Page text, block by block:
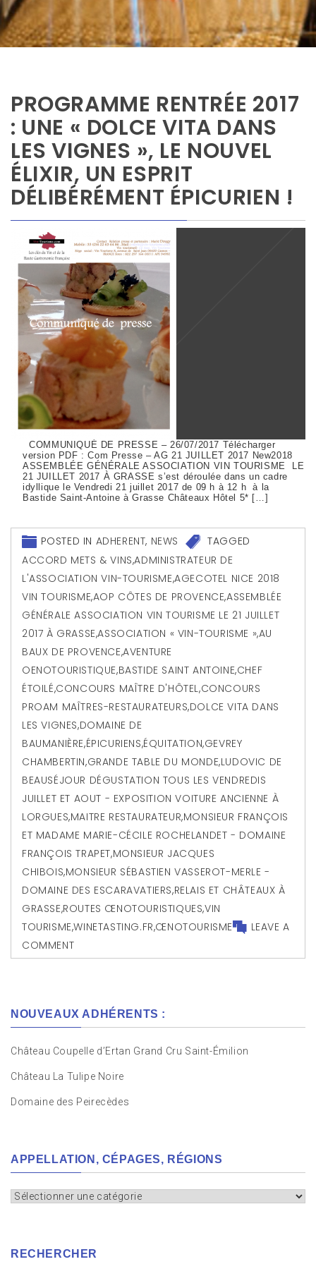
PROGRAMME RENTRÉE 2017
: UNE « DOLCE VITA DANS
LES VIGNES », LE NOUVEL
ÉLIXIR, UN ESPRIT
DÉLIBÉRÉMENT ÉPICURIEN !
COMMUNIQUÉ DE PRESSE – 26/07/2017 Télécharger
version PDF : Com Presse – AG 21 JUILLET 2017 New2018
ASSEMBLÉE GÉNÉRALE ASSOCIATION VIN TOURISME LE
21 JUILLET 2017 À GRASSE s’est déroulée dans un cadre
idyllique le Vendredi 21 juillet 2017 de 09 h à 12 h à la
Bastide Saint-Antoine à Grasse Châteaux Hôtel 5* […]
POSTED IN ADHERENT, NEWS
TAGGED
ACCORD METS & VINS,ADMINISTRATEUR DE
L'ASSOCIATION VIN-TOURISME,AGECOTEL NICE 2018
VIN TOURISME,AOP CÔTES DE PROVENCE,ASSEMBLÉE
GÉNÉRALE ASSOCIATION VIN TOURISME LE 21 JUILLET
2017 À GRASSE,ASSOCIATION « VIN-TOURISME »,AU
BAUX DE PROVENCE,AVENTURE
OENOTOURISTIQUE,BASTIDE SAINT ANTOINE,CHEF
ÉTOILÉ,CONCOURS MAÎTRE D'HÔTEL,CONCOURS
PROAM MAÎTRES-RESTAURATEURS,DOLCE VITA DANS
LES VIGNES,DOMAINE DE
BAUMANIÈRE,ÉPICURIENS,ÉQUITATION,GEVREY
CHAMBERTIN,GRANDE TABLE DU MONDE,LUDOVIC DE
BEAUSÉJOUR DÉGUSTATION TOUS LES VENDREDIS
JUILLET ET AOUT - EXPOSITION VOITURE ANCIENNE À
LORGUES,MAITRE RESTAURATEUR,MONSIEUR FRANÇOIS
ET MADAME MARIE-CÉCILE ROCHELANDET - DOMAINE
FRANÇOIS TRAPET,MONSIEUR JACQUES
CHIBOIS,MONSIEUR SÉBASTIEN VASSEROT-MERLE -
DOMAINE DES ESCARAVATIERS,RELAIS ET CHÂTEAUX À
GRASSE,ROUTES ŒNOTOURISTIQUES,VIN
TOURISME,WINETASTING.FR,ŒNOTOURISME
LEAVE A
COMMENT
NOUVEAUX ADHÉRENTS :
Château Coupelle d’Ertan Grand Cru Saint-Émilion
Château La Tulipe Noire
Domaine des Peirecèdes
APPELLATION, CÉPAGES, RÉGIONS
Appellation,
RECHERCHER